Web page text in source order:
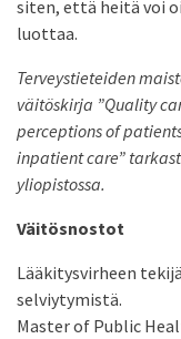
siten, että heitä voi
luottaa.
Terveystieteiden
väitöskirja ”Quality
perceptions of
inpatient care”
yliopistossa.
Väitösnostot
Lääkitysvirheen
selviytymistä.
Master of Public